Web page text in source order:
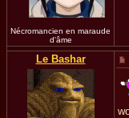
Nécromancien en maraude
d'âme
Le Bashar